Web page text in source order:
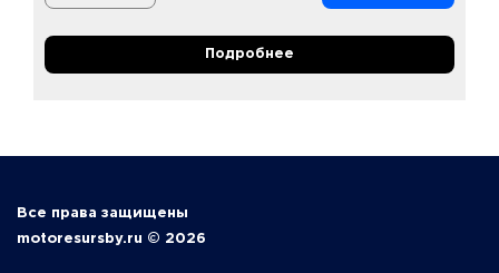
Подробнее
Все права защищены
motoresursby.ru © 2026